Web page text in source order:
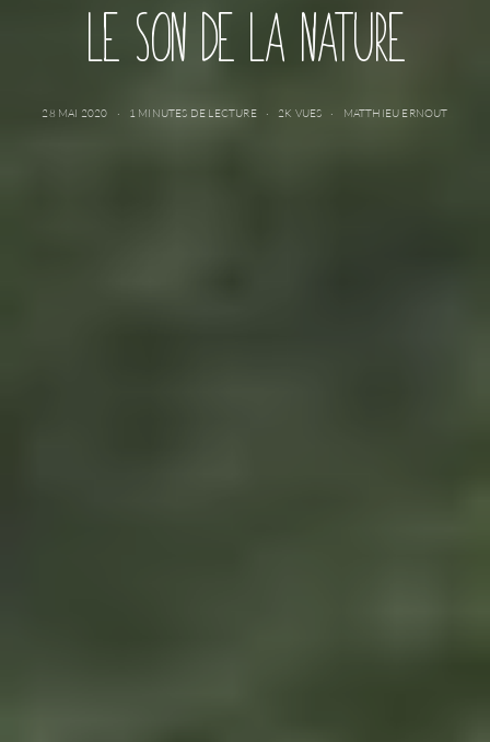
LE SON DE LA NATURE
28 MAI 2020 1 MINUTES DE LECTURE 2K VUES MATTHIEU ERNOUT